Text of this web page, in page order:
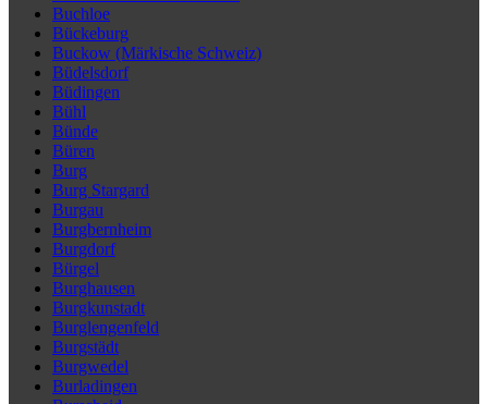
Buchloe
Bückeburg
Buckow (Märkische Schweiz)
Büdelsdorf
Büdingen
Bühl
Bünde
Büren
Burg
Burg Stargard
Burgau
Burgbernheim
Burgdorf
Bürgel
Burghausen
Burgkunstadt
Burglengenfeld
Burgstädt
Burgwedel
Burladingen